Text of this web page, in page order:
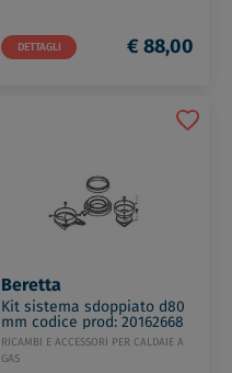
DETTAGLI € 88,00
Beretta
Kit sistema sdoppiato d80
mm codice prod: 20162668
RICAMBI E ACCESSORI PER CALDAIE A
GAS